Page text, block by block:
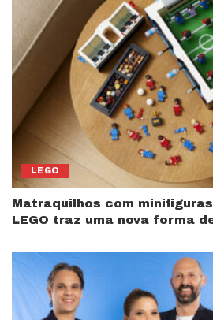
LEGO
Matraquilhos com
LEGO traz uma nova forma